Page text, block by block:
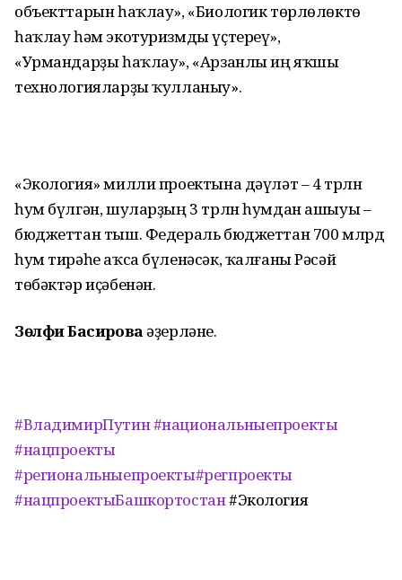
объекттарын һаҡлау», «Биологик төрлөлөктө
һаҡлау һәм экотуризмды үҫтереү»,
«Урмандарҙы һаҡлау», «Арзанлы иң яҡшы
технологияларҙы ҡулланыу».
«Экология» милли проектына дәүләт – 4 трлн
һум бүлгән, шуларҙың 3 трлн һумдан ашыуы –
бюджеттан тыш. Федераль бюджеттан 700 млрд
һум тирәһе аҡса бүленәсәк, ҡалғаны Рәсәй
төбәктәр иҫәбенән.
Зөлфиә Басироваәҙерләне.
#ВладимирПутин#национальныепроекты
#нацпроекты
#региональныепроекты#регпроекты
#нацпроектыБашкортостан#Экология